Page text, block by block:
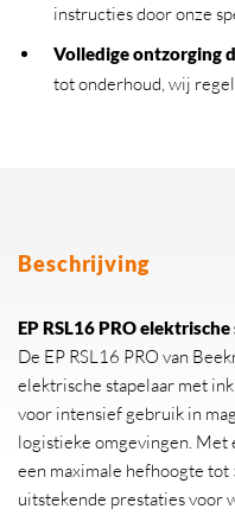
instructies door onze
Volledige ontzorging
tot onderhoud, wij
Beschrijving
EP RSL16 PRO
De EP RSL16 PRO van
elektrische stapelaar met
voor intensief gebruik in
logistieke omgevingen. Met
een maximale hefhoogte
uitstekende prestaties voor